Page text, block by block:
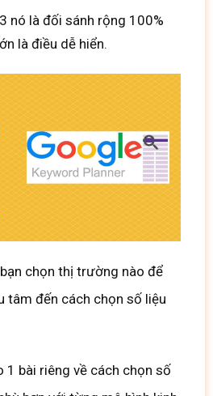
nó là đối sánh rộng 100%
là điều dễ hiển.
chọn thị trường nào để
tâm đến cách chọn số liệu
1 bài riêng về cách chọn số